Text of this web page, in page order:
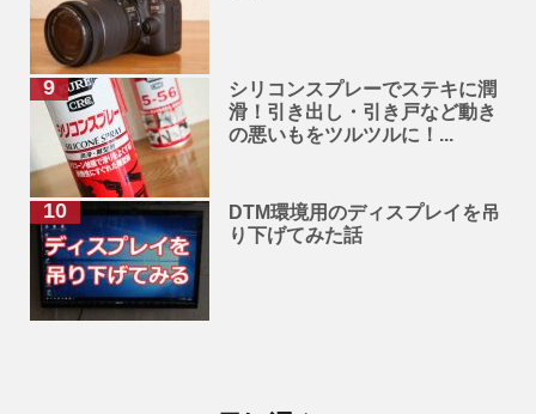
シリコンスプレーでステキに潤
滑！引き出し・引き戸など動き
の悪いもをツルツルに！...
DTM環境用のディスプレイを吊
り下げてみた話